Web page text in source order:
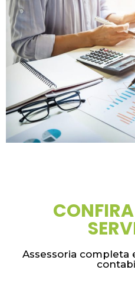
Assessoria completa